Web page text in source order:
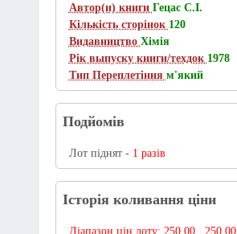
Автор(и) книги Гецас С.І.
Кількість сторінок 120
Видавництво Хімія
Рік выпуску книги/техдок 1978
Тип Переплетіння м'який
Подйомів
Лот піднят - 1 разів
Історія коливання ціни
Діапазон цін лоту: 250.00...250.00